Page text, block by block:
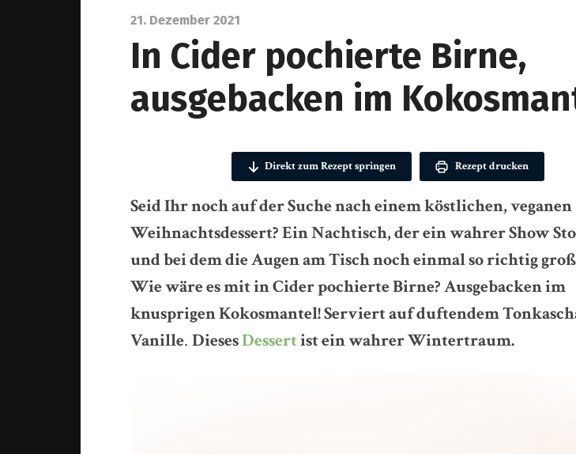
21. Dezember 2021
In Cider pochierte Birne,
ausgebacken im
Direkt zum Rezept springen Rezept drucken
Seid Ihr noch auf der Suche nach einem köstlichen, veganen
Weihnachtsdessert? Ein Nachtisch, der ein wahrer Show
und bei dem die Augen am Tisch noch einmal so richtig
Wie wäre es mit in Cider pochierte Birne? Ausgebacken im
knusprigen Kokosmantel! Serviert aufduftendem
Vanille.DiesesDessertist ein wahrer Wintertraum.